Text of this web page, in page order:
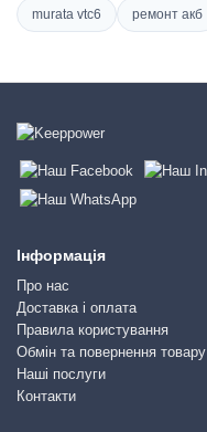
murata vtc6 ремонт акб
Інформація
Про нас
Доставка і оплата
Правила користування
Обмін та повернення товару
Наші послуги
Контакти